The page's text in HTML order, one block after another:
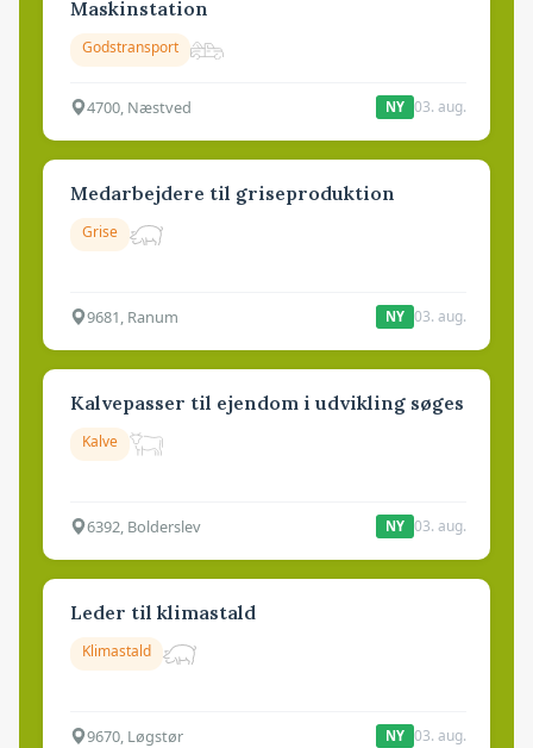
Maskinstation
Godstransport
4700, Næstved NY 03. aug.
Medarbejdere til griseproduktion
Grise
9681, Ranum NY 03. aug.
Kalvepasser til ejendom i udvikling søges
Kalve
6392, Bolderslev NY 03. aug.
Leder til klimastald
Klimastald
9670, Løgstør NY 03. aug.